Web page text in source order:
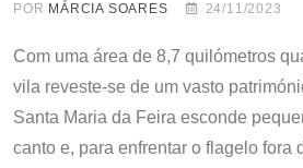
POR MÁRCIA SOARES 24/11/2023
Com uma área de 8,7 quilómetros
vila reveste-se de um vasto
Santa Maria da Feira esconde
canto e, para enfrentar o flagelo fora